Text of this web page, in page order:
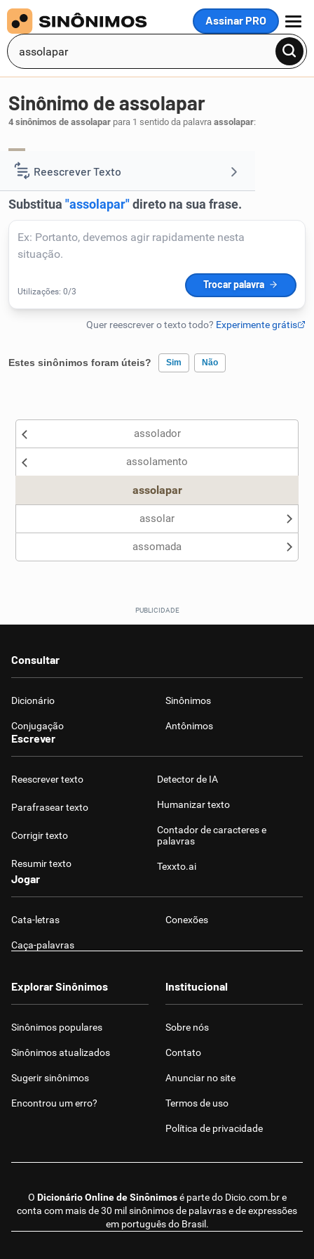
Assinar PRO
MENU
Reescrever Texto
Resumir Texto
Corrigir Texto
Detector de IA
Humanizador de IA
Conexões
Dicionário
Sinônimo de assolapar
4 sinônimos de assolapar para 1 sentido da palavra assolapar:
Estes sinônimos foram úteis? Sim Não
Nenhum dos sinônimos apresentados me ajudou
assolador
assolamento
assolapar
assolar
assomada
Consultar
Dicionário Sinônimos
Conjugação Antônimos
Escrever
Reescrever texto
Parafrasear texto
Corrigir texto
Resumir texto
Detector de IA
Humanizar texto
Contador de caracteres e
palavras
Texxto.ai
Jogar
Cata-letras Conexões
Caça-palavras
O Dicionário Online de Sinônimosé parte do Dicio.com.bre
conta com mais de 30 mil sinônimos de palavras e de expressões
em português do Brasil.
Explorar Sinônimos
Sinônimos populares
Sinônimos atualizados
Sugerir sinônimos
Encontrou um erro?
Institucional
Sobre nós
Contato
Anunciar no site
Termos de uso
Política de privacidade